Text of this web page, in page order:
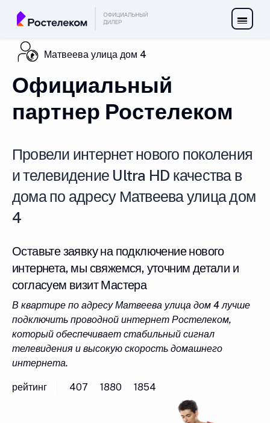
Матвеева улица дом 4
Официальный
партнер Ростелеком
Провели интернет нового поколения
и телевидение Ultra HD качества в
дома по адресу Матвеева улица дом
4
Оставьте заявку на подключение нового
интернета, мы свяжемся, уточним детали и
согласуем визит Мастера
В квартире по адресу Матвеева улица дом 4 лучше
подключить проводной интернет Ростелеком,
который обеспечивает стабильный сигнал
телевидения и высокую скорость домашнего
интернета.
рейтинг 407 1880 1854